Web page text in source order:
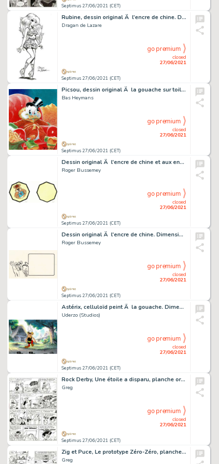
Septimus 27/06/2021 (CET)
Rubine, dessin original Ã l'encre de chine. Dimensions…
Dragan de Lazare
Septimus 27/06/2021 (CET)
closed
27/06/2021
go premium
Picsou, dessin original Ã la gouache sur toile. Dimensions…
Bas Heymans
Septimus 27/06/2021 (CET)
closed
27/06/2021
go premium
Dessin original Ã l'encre de chine et aux encres de…
Roger Bussemey
Septimus 27/06/2021 (CET)
closed
27/06/2021
go premium
Dessin original Ã l'encre de chine. Dimensions : 27 cm…
Roger Bussemey
Septimus 27/06/2021 (CET)
closed
27/06/2021
go premium
Astérix, celluloïd peint Ã la gouache. Dimensions : 42…
Uderzo (Studios)
Septimus 27/06/2021 (CET)
closed
27/06/2021
go premium
Rock Derby, Une étoile a disparu, planche originale Ã …
Greg
Septimus 27/06/2021 (CET)
closed
27/06/2021
go premium
Zig et Puce, Le prototype Zéro-Zéro, planche originale Ã …
Greg